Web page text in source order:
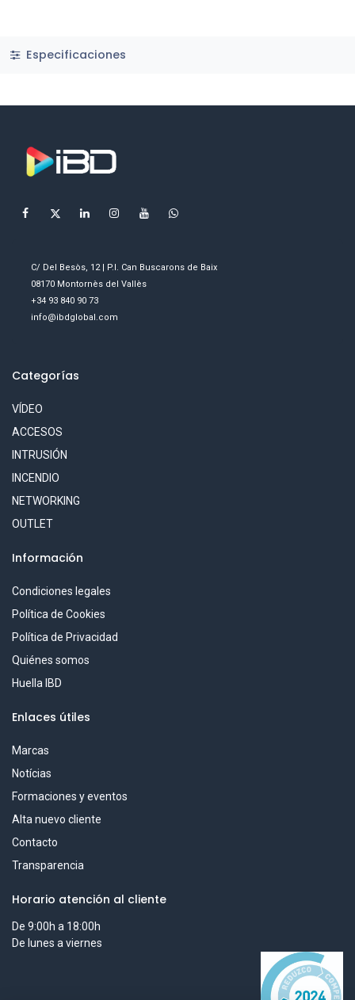
Especificaciones
C/ Del Besòs, 12 | P.I. Can Buscarons de Baix
08170 Montornès del Vallès
+34 93 840 90 73
info@ibdglobal.com
Categorías
VÍDEO
ACCESOS
INTRUSIÓN
INCENDIO
NETWORKING
OUTLET
Información
Condiciones legales
Política de Cookies
Política de Privacidad
Quiénes somos
Huella IBD
Enlaces útiles
Marcas
Notícias
Formaciones y eventos
Alta nuevo cliente
Contacto
Transparencia
Horario atención al cliente
De 9:00h a 18:00h
De lunes a viernes